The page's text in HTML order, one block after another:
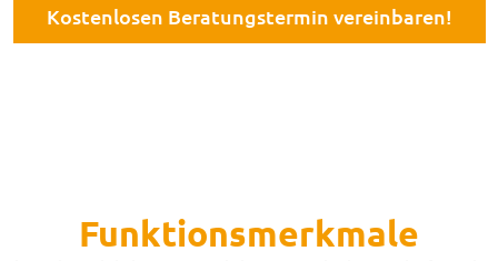
Kostenlosen Beratungstermin vereinbaren!
Funktionsmerkmale